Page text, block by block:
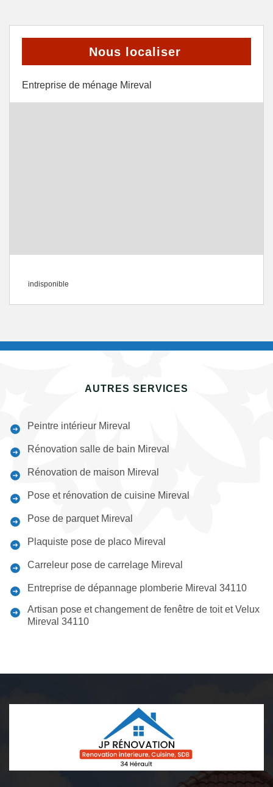
Nous localiser
Entreprise de ménage Mireval
indisponible
AUTRES SERVICES
Peintre intérieur Mireval
Rénovation salle de bain Mireval
Rénovation de maison Mireval
Pose et rénovation de cuisine Mireval
Pose de parquet Mireval
Plaquiste pose de placo Mireval
Carreleur pose de carrelage Mireval
Entreprise de dépannage plomberie Mireval 34110
Artisan pose et changement de fenêtre de toit et Velux
Mireval 34110